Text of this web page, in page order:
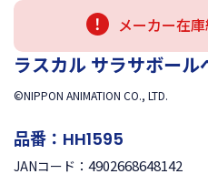
メーカー在
ラスカル サラサボール
©NIPPON ANIMATION CO., LTD.
品番： HH1595
JANコード： 4902668648142